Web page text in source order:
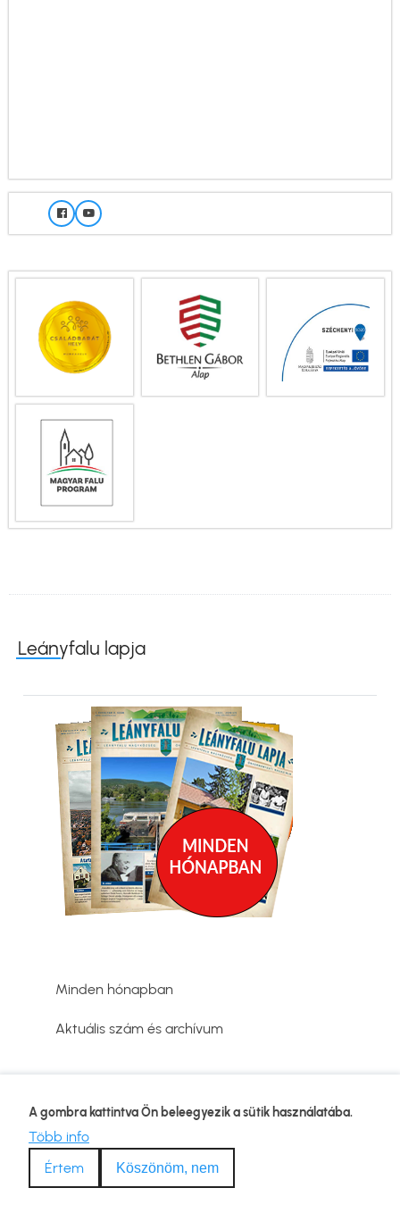
Leányfalu lapja
Minden hónapban
Aktuális szám és archívum
Lábléc
Adatvédelmi tájékoztató
Kapcsolat
Impresszum
A gombra kattintva Ön beleegyezik a sütik használatába.
Több info
Értem
Köszönöm, nem